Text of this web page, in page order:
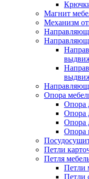
Магнит
Механизм
Опора
Опора
Опора
Опора
Опора
Петли
Петля
Петли
Петли